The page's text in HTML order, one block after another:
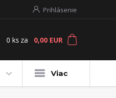
Prihlásenie
0 ks za 0,00 EUR
Viac